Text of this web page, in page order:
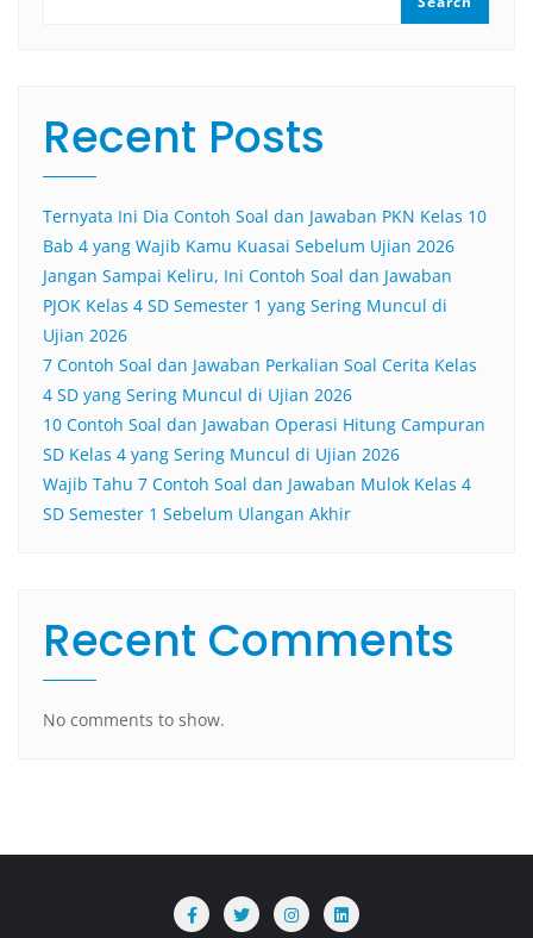
Recent Posts
Ternyata Ini Dia Contoh Soal dan Jawaban PKN Kelas 10
Bab 4 yang Wajib Kamu Kuasai Sebelum Ujian 2026
Jangan Sampai Keliru, Ini Contoh Soal dan Jawaban
PJOK Kelas 4 SD Semester 1 yang Sering Muncul di
Ujian 2026
7 Contoh Soal dan Jawaban Perkalian Soal Cerita Kelas
4 SD yang Sering Muncul di Ujian 2026
10 Contoh Soal dan Jawaban Operasi Hitung Campuran
SD Kelas 4 yang Sering Muncul di Ujian 2026
Wajib Tahu 7 Contoh Soal dan Jawaban Mulok Kelas 4
SD Semester 1 Sebelum Ulangan Akhir
Recent Comments
No comments to show.